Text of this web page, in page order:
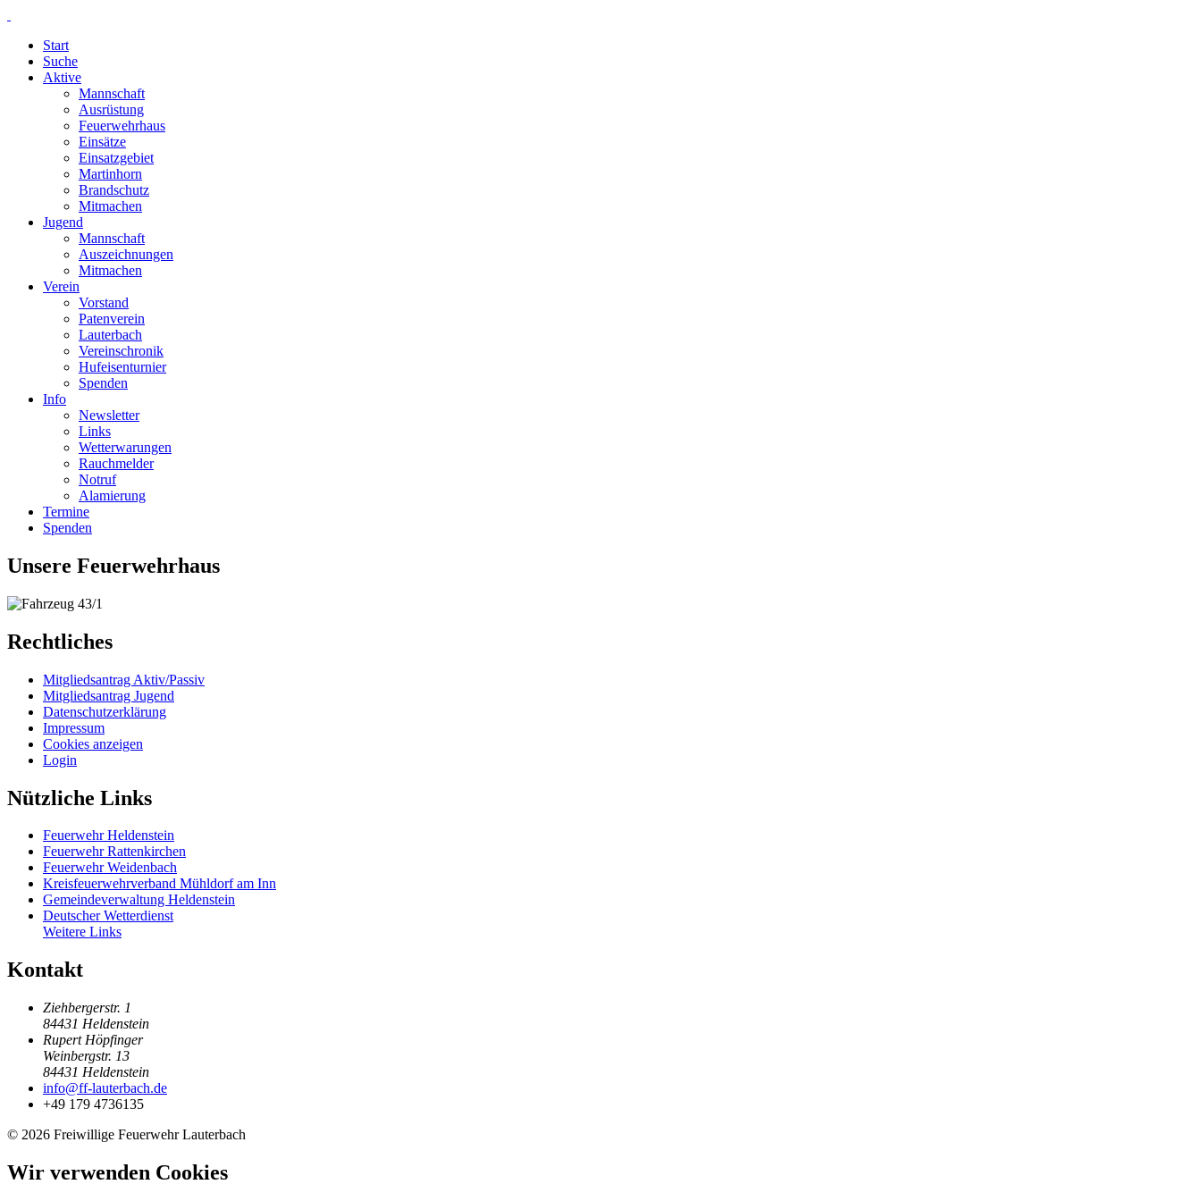
Start
Suche
Aktive
Mannschaft
Ausrüstung
Feuerwehrhaus
Einsätze
Einsatzgebiet
Martinhorn
Brandschutz
Mitmachen
Jugend
Mannschaft
Auszeichnungen
Mitmachen
Verein
Vorstand
Patenverein
Lauterbach
Vereinschronik
Hufeisenturnier
Spenden
Info
Newsletter
Links
Wetterwarungen
Rauchmelder
Notruf
Alamierung
Termine
Spenden
Unsere Feuerwehrhaus
Rechtliches
Mitgliedsantrag Aktiv/Passiv
Mitgliedsantrag Jugend
Datenschutzerklärung
Impressum
Cookies anzeigen
Login
Nützliche Links
Feuerwehr Heldenstein
Feuerwehr Rattenkirchen
Feuerwehr Weidenbach
Kreisfeuerwehrverband Mühldorf am Inn
Gemeindeverwaltung Heldenstein
Deutscher Wetterdienst
Weitere Links
Kontakt
Ziehbergerstr. 1
84431 Heldenstein
Rupert Höpfinger
Weinbergstr. 13
84431 Heldenstein
info@ff-lauterbach.de
+49 179 4736135
© 2026 Freiwillige Feuerwehr Lauterbach
Wir verwenden Cookies